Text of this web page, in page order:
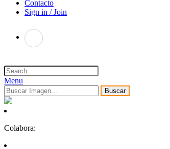
Contacto
Sign in / Join
Menu
Buscar
Colabora: